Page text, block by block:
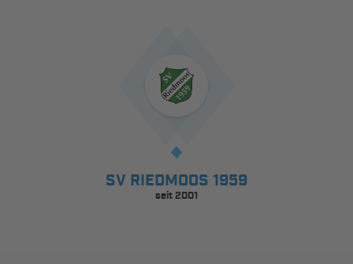
SV RIEDMOOS 1959
seit 2001